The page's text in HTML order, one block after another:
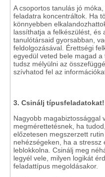
A csoportos tanulás jó
feladatra koncentráltok. Ha
könnyebben
lassíthatja a felkészülést, és
tanulótársaid gyorsabban,
feldolgozásával. Érettségi
egyedül veted bele magad
tudsz mélyülni az
szívhatod fel az
3. Csinálj típusfeladatokat!
Nagyobb magabiztossággal
megmérettetésnek, ha
előzetesen megszerzett
nehézségeken, ha a stressz
leblokkolna. Csinálj meg
legyél vele, milyen logikát
feladattípus megoldásakor.